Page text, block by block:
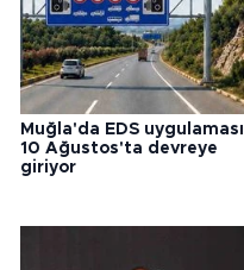
Muğla'da EDS uygulaması
10 Ağustos'ta devreye
giriyor